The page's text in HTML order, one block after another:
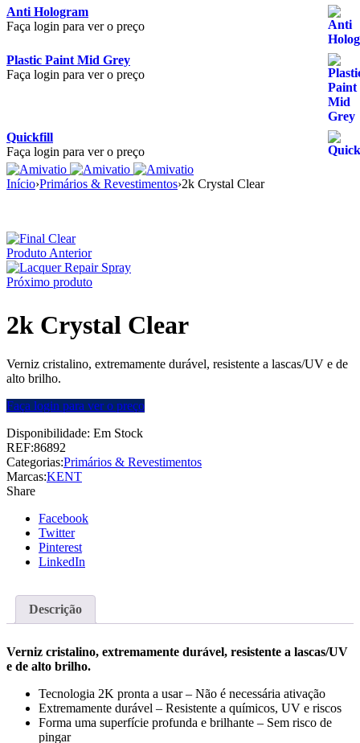
Anti Hologram
Faça login para ver o preço
Plastic Paint Mid Grey
Faça login para ver o preço
Quickfill
Faça login para ver o preço
Início›Primários & Revestimentos›2k Crystal Clear
Produto Anterior
Próximo produto
2k Crystal Clear
Verniz cristalino, extremamente durável, resistente a lascas/UV e de
alto brilho.
Faça login para ver o preço
Disponibilidade: Em Stock
REF:86892
Categorias:Primários & Revestimentos
Marcas:KENT
Share
Facebook
Twitter
Pinterest
LinkedIn
Descrição
Verniz cristalino, extremamente durável, resistente a lascas/UV
e de alto brilho.
Tecnologia 2K pronta a usar – Não é necessária ativação
Extremamente durável – Resistente a químicos, UV e riscos
Forma uma superfície profunda e brilhante – Sem risco de
pingar